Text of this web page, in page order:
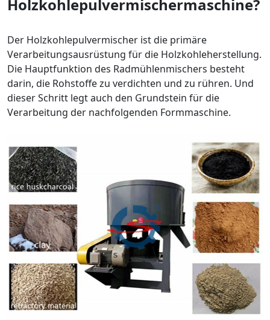
Holzkohlepulvermischermaschine?
Der Holzkohlepulvermischer ist die primäre
Verarbeitungsausrüstung für die Holzkohleherstellung.
Die Hauptfunktion des Radmühlenmischers besteht
darin, die Rohstoffe zu verdichten und zu rühren. Und
dieser Schritt legt auch den Grundstein für die
Verarbeitung der nachfolgenden Formmaschine.